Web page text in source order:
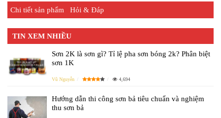
Chi tiết sản phẩm Hỏi & Đáp
TIN XEM NHIỀU
Sơn 2K là sơn gì? Tỉ lệ pha sơn bóng 2k? Phân biệt
sơn 1K
Vũ Nguyễn 4,694
Hướng dẫn thi công sơn bả tiêu chuẩn và nghiệm
thu sơn bả